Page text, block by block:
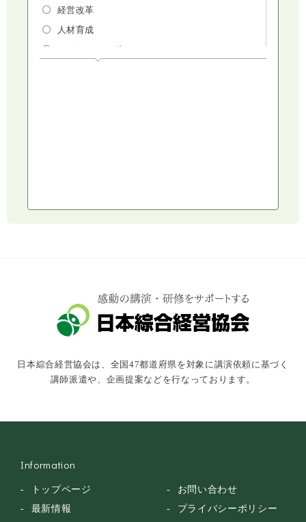
経営改革
人材育成
マーケティング
コミュニケーション・話し方
キャスター・アナウンサー
俳優・タレント・モデル
落語・講談・色物
安全大会
日本綜合経営協会は、全国47都道府県を対象に講演依頼に基づく
講師派遣や、企画提案などを行なっております。
Information
トップページ
最新情報
お問い合わせ
プライバシーポリシー